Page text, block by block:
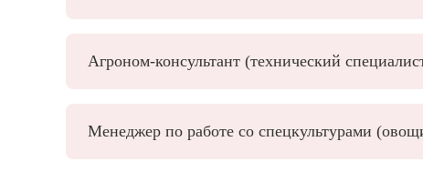
Агроном-консультант (технический
Менеджер по работе со спецкультурами